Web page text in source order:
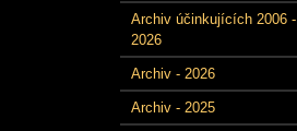
Archiv účinkujících 2006 -
2026
Archiv - 2026
Archiv - 2025